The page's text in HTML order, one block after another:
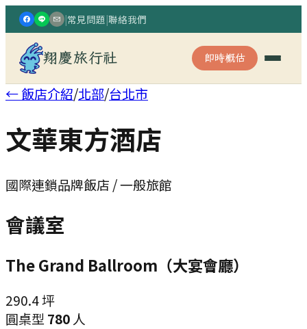
|常見問題|聯絡我們
翔慶旅行社 即時概估
← 飯店介紹/北部/台北市
文華東方酒店
國際連鎖品牌飯店 / 一般旅館
會議室
The Grand Ballroom（大宴會廳）
290.4坪
圓桌型 780人